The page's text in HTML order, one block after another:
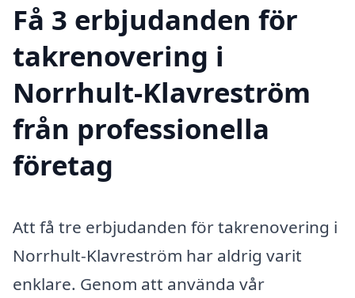
Få 3 erbjudanden för
takrenovering i
Norrhult-Klavreström
från professionella
företag
Att få tre erbjudanden för takrenovering i
Norrhult-Klavreström har aldrig varit
enklare. Genom att använda vår